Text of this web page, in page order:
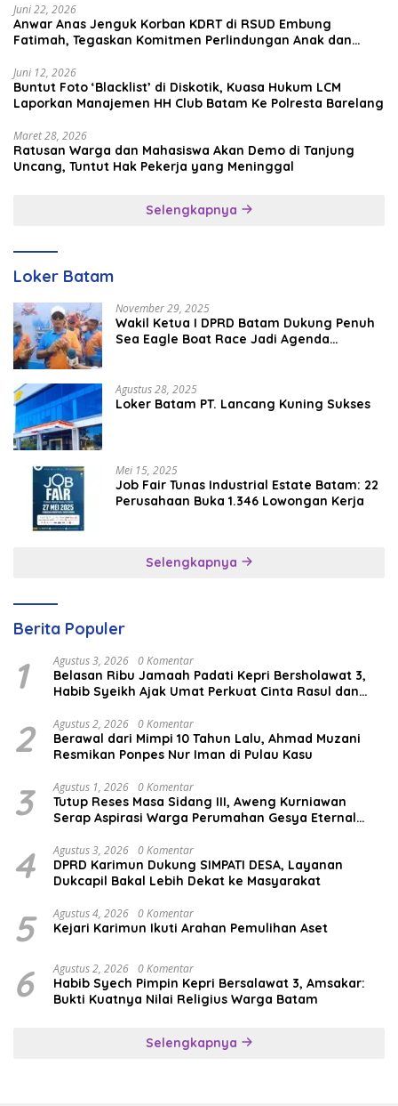
Juni 22, 2026
Anwar Anas Jenguk Korban KDRT di RSUD Embung
Fatimah, Tegaskan Komitmen Perlindungan Anak dan
Juni 12, 2026
Buntut Foto ‘Blacklist’ di Diskotik, Kuasa Hukum LCM
Laporkan Manajemen HH Club Batam Ke Polresta Barelang
Maret 28, 2026
Ratusan Warga dan Mahasiswa Akan Demo di Tanjung
Uncang, Tuntut Hak Pekerja yang Meninggal
Selengkapnya
Loker Batam
November 29, 2025
Wakil Ketua I DPRD Batam Dukung Penuh
Sea Eagle Boat Race Jadi Agenda
Agustus 28, 2025
Loker Batam PT. Lancang Kuning Sukses
Mei 15, 2025
Job Fair Tunas Industrial Estate Batam: 22
Perusahaan Buka 1.346 Lowongan Kerja
Selengkapnya
Berita Populer
1 Agustus 3, 2026 0 Komentar
Belasan Ribu Jamaah Padati Kepri Bersholawat 3,
Habib Syeikh Ajak Umat Perkuat Cinta Rasul dan
2 Agustus 2, 2026 0 Komentar
Berawal dari Mimpi 10 Tahun Lalu, Ahmad Muzani
Resmikan Ponpes Nur Iman di Pulau Kasu
3 Agustus 1, 2026 0 Komentar
Tutup Reses Masa Sidang III, Aweng Kurniawan
Serap Aspirasi Warga Perumahan Gesya Eternal
4 Agustus 3, 2026 0 Komentar
DPRD Karimun Dukung SIMPATI DESA, Layanan
Dukcapil Bakal Lebih Dekat ke Masyarakat
5 Agustus 4, 2026 0 Komentar
Kejari Karimun Ikuti Arahan Pemulihan Aset
6 Agustus 2, 2026 0 Komentar
Habib Syech Pimpin Kepri Bersalawat 3, Amsakar:
Bukti Kuatnya Nilai Religius Warga Batam
Selengkapnya